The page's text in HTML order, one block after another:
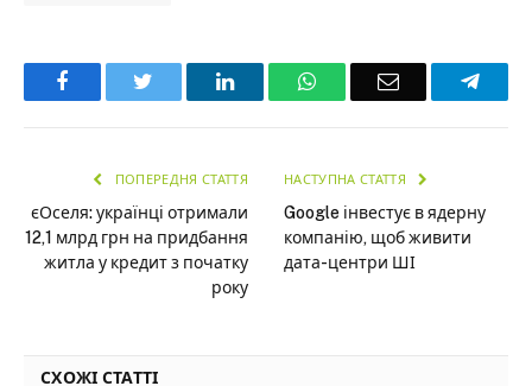
Facebook LinkedInWhatsAppEmail
ПОПЕРЕДНЯ СТАТТЯ
єОселя: українці отримали
12,1 млрд грн на придбання
житла у кредит з початку
року
НАСТУПНА СТАТТЯ
Google інвестує в ядерну
компанію, щоб живити
дата-центри ШІ
СХОЖІ СТАТТІ